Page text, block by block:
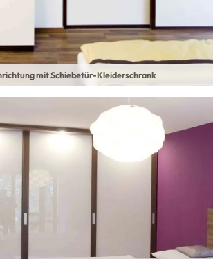
mit Schiebetür-Kleiderschrank